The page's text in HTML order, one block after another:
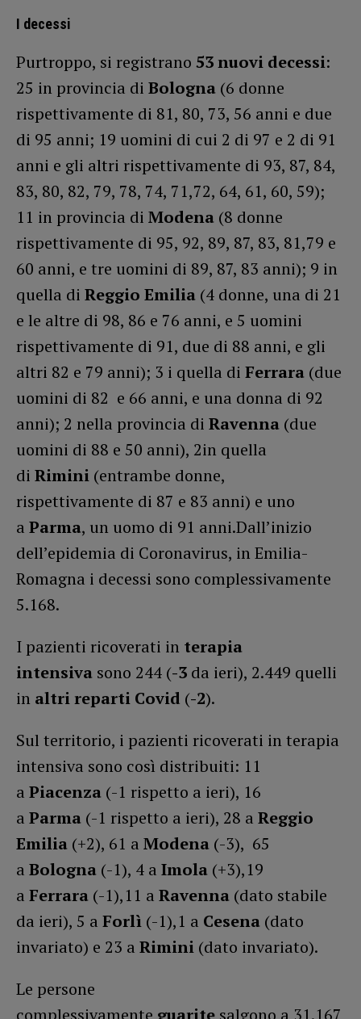
I decessi
Purtroppo, si registrano 53 nuovi decessi:
25 in provincia di Bologna (6 donne
rispettivamente di 81, 80, 73, 56 anni e due
di 95 anni; 19 uomini di cui 2 di 97 e 2 di 91
anni e gli altri rispettivamente di 93, 87, 84,
83, 80, 82, 79, 78, 74, 71,72, 64, 61, 60, 59);
11 in provincia di Modena (8 donne
rispettivamente di 95, 92, 89, 87, 83, 81,79 e
60 anni, e tre uomini di 89, 87, 83 anni); 9 in
quella di Reggio Emilia (4 donne, una di 21
e le altre di 98, 86 e 76 anni, e 5 uomini
rispettivamente di 91, due di 88 anni, e gli
altri 82 e 79 anni); 3 i quella di Ferrara (due
uomini di 82 e 66 anni, e una donna di 92
anni); 2 nella provincia di Ravenna (due
uomini di 88 e 50 anni), 2in quella
di Rimini (entrambe donne,
rispettivamente di 87 e 83 anni) e uno
a Parma, un uomo di 91 anni.Dall’inizio
dell’epidemia di Coronavirus, in Emilia-
Romagna i decessi sono complessivamente
5.168.
I pazienti ricoverati in terapia
intensiva sono 244 (-3 da ieri), 2.449 quelli
in altri reparti Covid (-2).
Sul territorio, i pazienti ricoverati in terapia
intensiva sono così distribuiti: 11
a Piacenza (-1 rispetto a ieri), 16
a Parma (-1 rispetto a ieri), 28 a Reggio
Emilia (+2), 61 a Modena (-3), 65
a Bologna (-1), 4 a Imola (+3),19
a Ferrara (-1),11 a Ravenna (dato stabile
da ieri), 5 a Forlì (-1),1 a Cesena (dato
invariato) e 23 a Rimini (dato invariato).
Le persone
complessivamente guarite salgono a 31.167